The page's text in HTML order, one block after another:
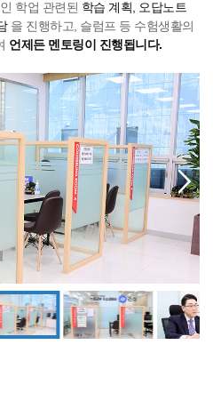
학업 관련된 학습 계획, 오답노트
을 진행하고, 슬럼프 등 수험생활의
언제든 멘토링이 진행됩니다.